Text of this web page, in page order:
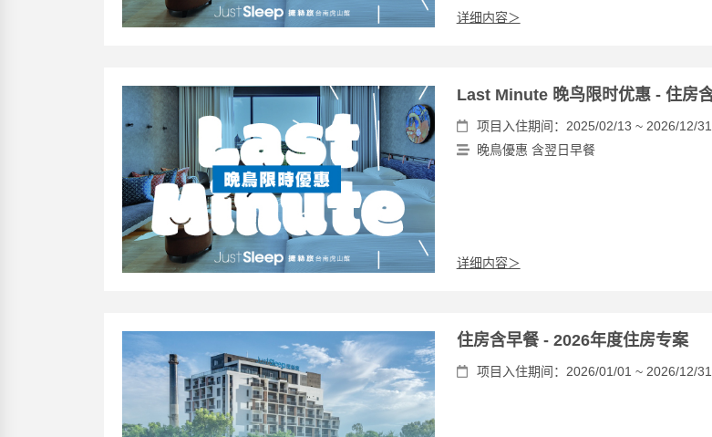
详细内容＞
Last Minute 晚鸟限时优惠 - 住房
项目入住期间：2025/02/13 ~ 2026/12/31
晚鳥優惠 含翌日早餐
详细内容＞
住房含早餐 - 2026年度住房专案
项目入住期间：2026/01/01 ~ 2026/12/31